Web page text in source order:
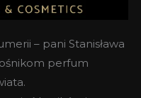
– pani Stanisława
perfum